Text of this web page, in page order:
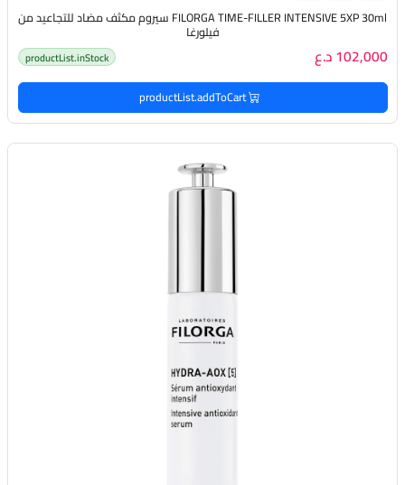
FILORGA TIME-FILLER INTENSIVE 5XP 30ml سيروم مكثف مضاد للتجاعيد من
فيلورغا
102,000 د.ع productList.inStock
productList.addToCart